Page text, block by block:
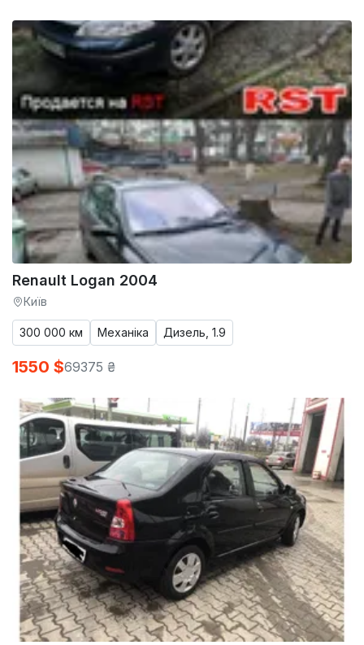
Renault Logan 2004
Київ
300 000 км Механіка Дизель, 1.9
1550 $69375 ₴